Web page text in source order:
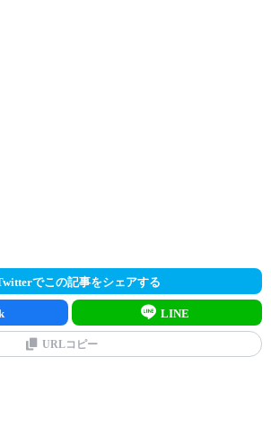
でこの記事をシェアする
LINE
URLコピー